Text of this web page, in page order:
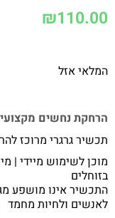
₪110.00
המלאי אזל
הרחקת נחשים
תכשיר גרגרי מרוכז
מוכן לשימוש מיידי |
בזוחלים
התכשיר אינו מושפע
לאנשים ולחיות מחמד